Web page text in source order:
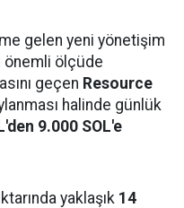
gelen yeni yönetişim
önemli ölçüde
geçen Resource
halinde günlük
9.000 SOL'e
yaklaşık 14